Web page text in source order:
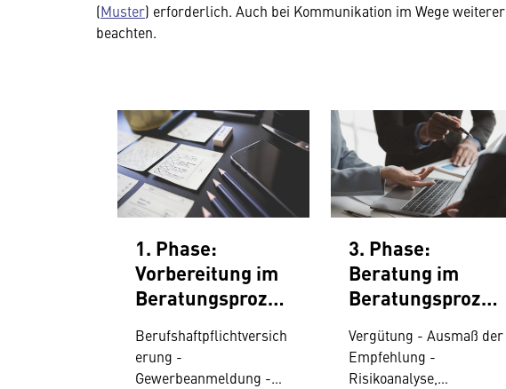
(Muster) erforderlich. Auch bei Kommunikation im Wege weiterer
beachten.
1. Phase:
Vorbereitung im
Beratungsprozes
Versicherungsm
akler:innen
Berufshaftpflichtversich
erung -
Gewerbeanmeldung -
3. Phase:
Beratung im
Beratungsprozes
Versicherungsm
akler:innen
Vergütung - Ausmaß der
Empfehlung -
Risikoanalyse,